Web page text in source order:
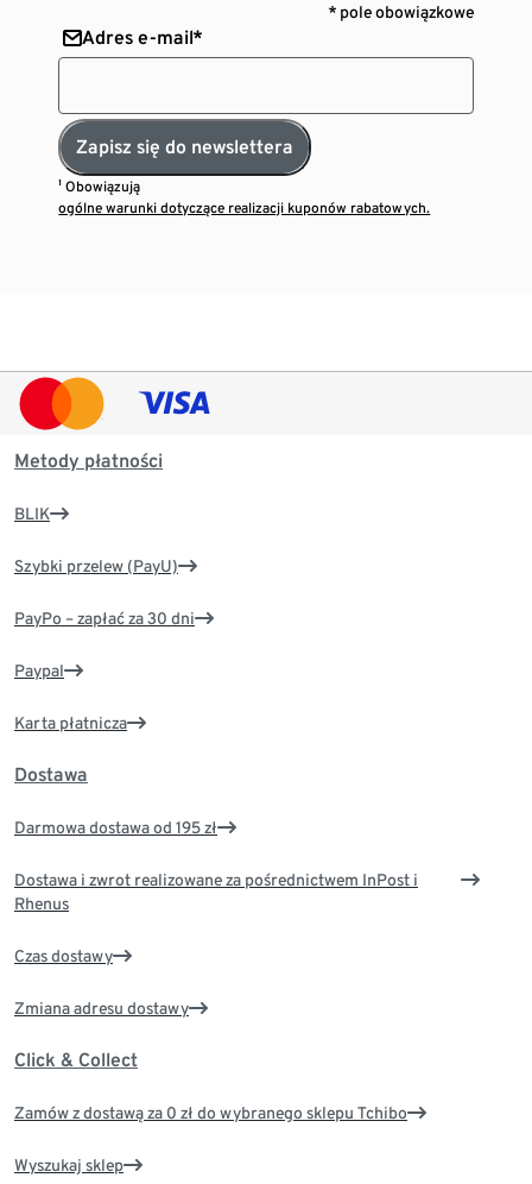
* pole obowiązkowe
Adres e-mail*
Zapisz się do newslettera
¹ Obowiązują
ogólne warunki dotyczące realizacji kuponów rabatowych.
Metody płatności
BLIK
Szybki przelew (PayU)
PayPo – zapłać za 30 dni
Paypal
Karta płatnicza
Dostawa
Darmowa dostawa od 195 zł
Dostawa i zwrot realizowane za pośrednictwem InPost i
Rhenus
Czas dostawy
Zmiana adresu dostawy
Click & Collect
Zamów z dostawą za 0 zł do wybranego sklepu Tchibo
Wyszukaj sklep